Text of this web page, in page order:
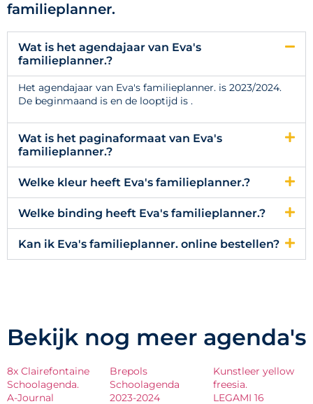
familieplanner.
Wat is het agendajaar van Eva's
familieplanner.?
Het agendajaar van Eva's familieplanner. is 2023/2024.
De beginmaand is en de looptijd is .
Wat is het paginaformaat van Eva's
familieplanner.?
Welke kleur heeft Eva's familieplanner.?
Welke binding heeft Eva's familieplanner.?
Kan ik Eva's familieplanner. online bestellen?
Bekijk nog meer agenda's
8x Clairefontaine
Schoolagenda.
A-Journal
Brepols
Schoolagenda
2023-2024
Kunstleer yellow
freesia.
LEGAMI 16